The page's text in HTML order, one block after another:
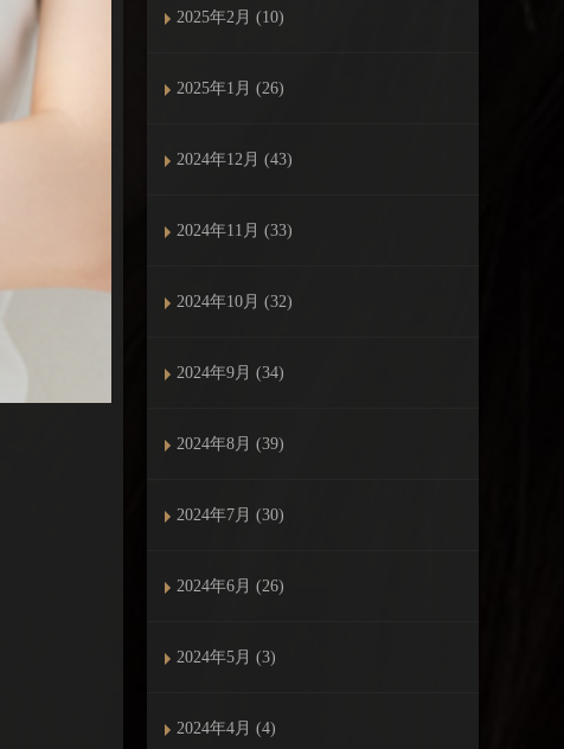
2025年2月 (10)
2025年1月 (26)
2024年12月 (43)
2024年11月 (33)
2024年10月 (32)
2024年9月 (34)
2024年8月 (39)
2024年7月 (30)
2024年6月 (26)
2024年5月 (3)
2024年4月 (4)